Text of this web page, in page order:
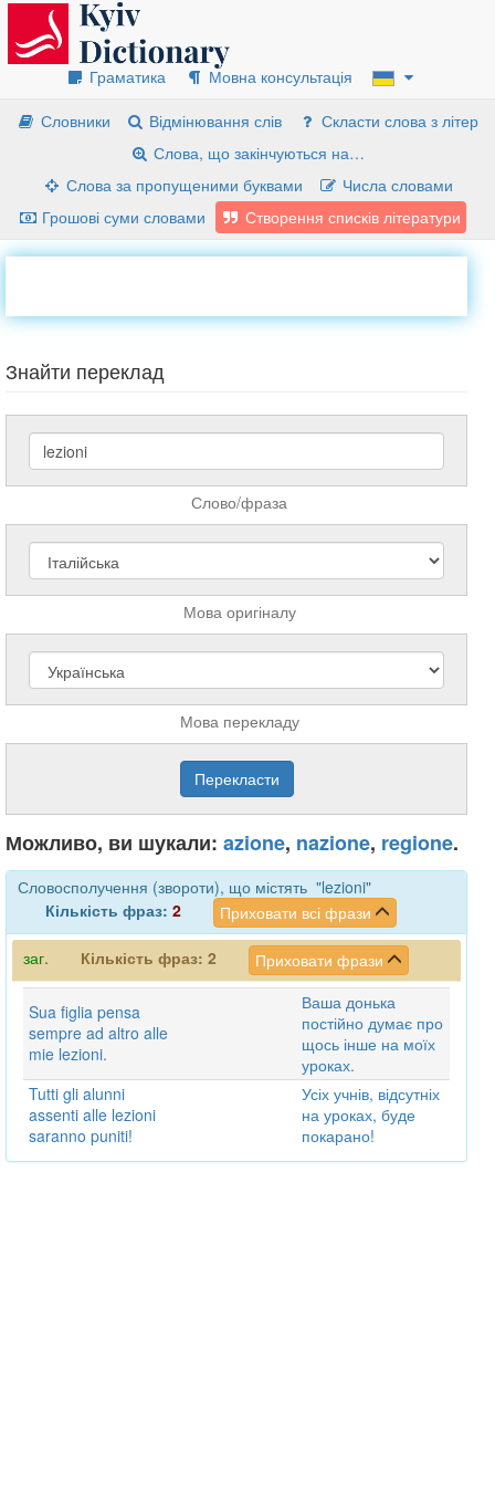
Граматика
Мовна консультація
Словники
Відмінювання слів
Скласти слова з літер
Слова, що закінчуються на…
Слова за пропущеними буквами
Числа словами
Грошові суми словами
Створення списків літератури
Знайти переклад
Слово/фраза
Мова оригіналу
Мова перекладу
Можливо, ви шукали: azione, nazione, regione.
Словосполучення (звороти), що містять "lezioni"
Кількість фраз: 2 Приховати всі фрази
заг. Кількість фраз: 2 Приховати фрази
Sua figlia pensa
sempre ad altro alle
mie lezioni.
Ваша донька
постійно думає про
щось інше на моїх
уроках.
Tutti gli alunni
assenti alle lezioni
saranno puniti!
Усіх учнів, відсутніх
на уроках, буде
покарано!